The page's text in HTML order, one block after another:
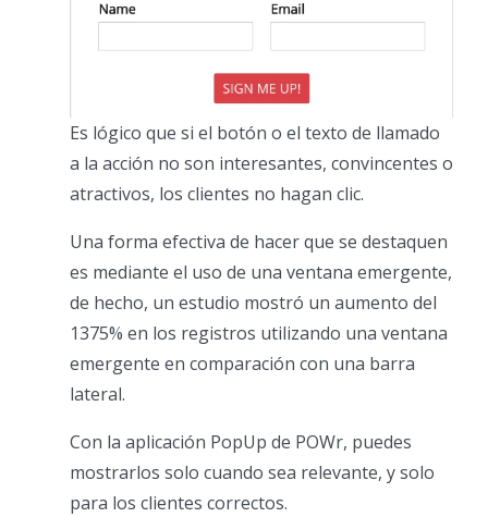
Es lógico que si el botón o el texto de llamado
a la acción no son interesantes, convincentes o
atractivos, los clientes no hagan clic.
Una forma efectiva de hacer que se destaquen
es mediante el uso de una ventana emergente,
de hecho, un estudio mostró un aumento del
1375% en los registros utilizando una ventana
emergente en comparación con una barra
lateral.
Con la aplicación PopUp de POWr, puedes
mostrarlos solo cuando sea relevante, y solo
para los clientes correctos.